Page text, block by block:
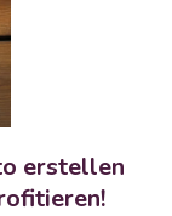
erstellen